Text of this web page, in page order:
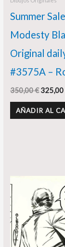
Summer
Modesty
Original
#3575A –
350,00€ 325,00
AÑADIR AL
precio
original
era:
350,00